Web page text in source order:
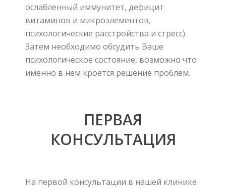
ослабленный иммунитет, дефицит
витаминов и микроэлементов,
психологические расстройства и стресс).
Затем необходимо обсудить Ваше
психологическое состояние, возможно что
именно в нём кроется решение проблем.
ПЕРВАЯ
КОНСУЛЬТАЦИЯ
На первой консультации в нашей клинике